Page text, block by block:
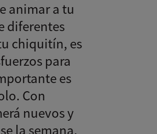
animar a tu
diferentes
chiquitín, es
para
es
Con
nuevos y